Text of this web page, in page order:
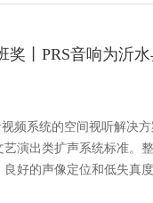
丨PRS音响为沂
频系统的空间视听解决
演出类扩声系统标准。
好的声像定位和低失真